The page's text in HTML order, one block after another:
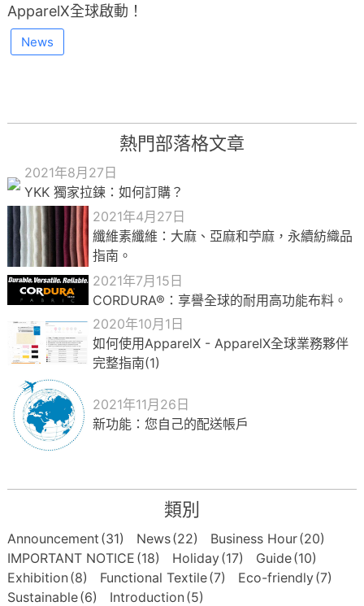
ApparelX全球啟動！
News
熱門部落格文章
2021年8月27日
YKK 獨家拉鍊：如何訂購？
2021年4月27日
纖維素纖維：大麻、亞麻和苧麻，永續紡織品
指南。
2021年7月15日
CORDURA®：享譽全球的耐用高功能布料。
2020年10月1日
如何使用ApparelX - ApparelX全球業務夥伴
完整指南(1)
2021年11月26日
新功能：您自己的配送帳戶
類別
Announcement (31) News(22) Business Hour(20)
IMPORTANT NOTICE (18) Holiday(17) Guide(10)
Exhibition (8) Functional Textile(7) Eco-friendly(7)
Sustainable(6) Introduction (5)